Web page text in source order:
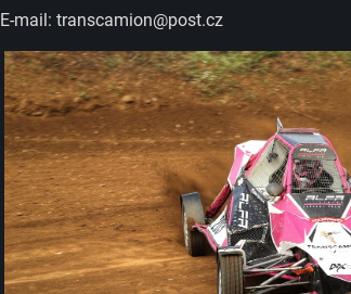
E-mail: transcamion@post.cz